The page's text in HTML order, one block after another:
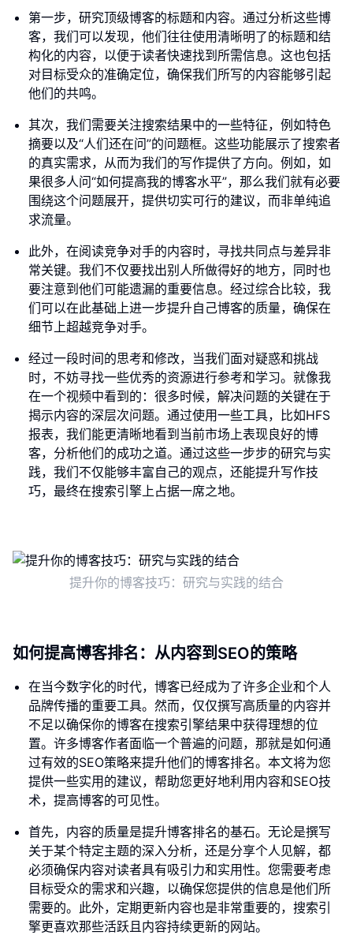
第一步，研究顶级博客的标题和内容。通过分析这些博
客，我们可以发现，他们往往使用清晰明了的标题和结
构化的内容，以便于读者快速找到所需信息。这也包括
对目标受众的准确定位，确保我们所写的内容能够引起
他们的共鸣。
其次，我们需要关注搜索结果中的一些特征，例如特色
摘要以及“人们还在问”的问题框。这些功能展示了搜索者
的真实需求，从而为我们的写作提供了方向。例如，如
果很多人问“如何提高我的博客水平”，那么我们就有必要
围绕这个问题展开，提供切实可行的建议，而非单纯追
求流量。
此外，在阅读竞争对手的内容时，寻找共同点与差异非
常关键。我们不仅要找出别人所做得好的地方，同时也
要注意到他们可能遗漏的重要信息。经过综合比较，我
们可以在此基础上进一步提升自己博客的质量，确保在
细节上超越竞争对手。
经过一段时间的思考和修改，当我们面对疑惑和挑战
时，不妨寻找一些优秀的资源进行参考和学习。就像我
在一个视频中看到的：很多时候，解决问题的关键在于
揭示内容的深层次问题。通过使用一些工具，比如HFS
报表，我们能更清晰地看到当前市场上表现良好的博
客，分析他们的成功之道。通过这些一步步的研究与实
践，我们不仅能够丰富自己的观点，还能提升写作技
巧，最终在搜索引擎上占据一席之地。
提升你的博客技巧：研究与实践的结合
如何提高博客排名：从内容到SEO的策略
在当今数字化的时代，博客已经成为了许多企业和个人
品牌传播的重要工具。然而，仅仅撰写高质量的内容并
不足以确保你的博客在搜索引擎结果中获得理想的位
置。许多博客作者面临一个普遍的问题，那就是如何通
过有效的SEO策略来提升他们的博客排名。本文将为您
提供一些实用的建议，帮助您更好地利用内容和SEO技
术，提高博客的可见性。
首先，内容的质量是提升博客排名的基石。无论是撰写
关于某个特定主题的深入分析，还是分享个人见解，都
必须确保内容对读者具有吸引力和实用性。您需要考虑
目标受众的需求和兴趣，以确保您提供的信息是他们所
需要的。此外，定期更新内容也是非常重要的，搜索引
擎更喜欢那些活跃且内容持续更新的网站。